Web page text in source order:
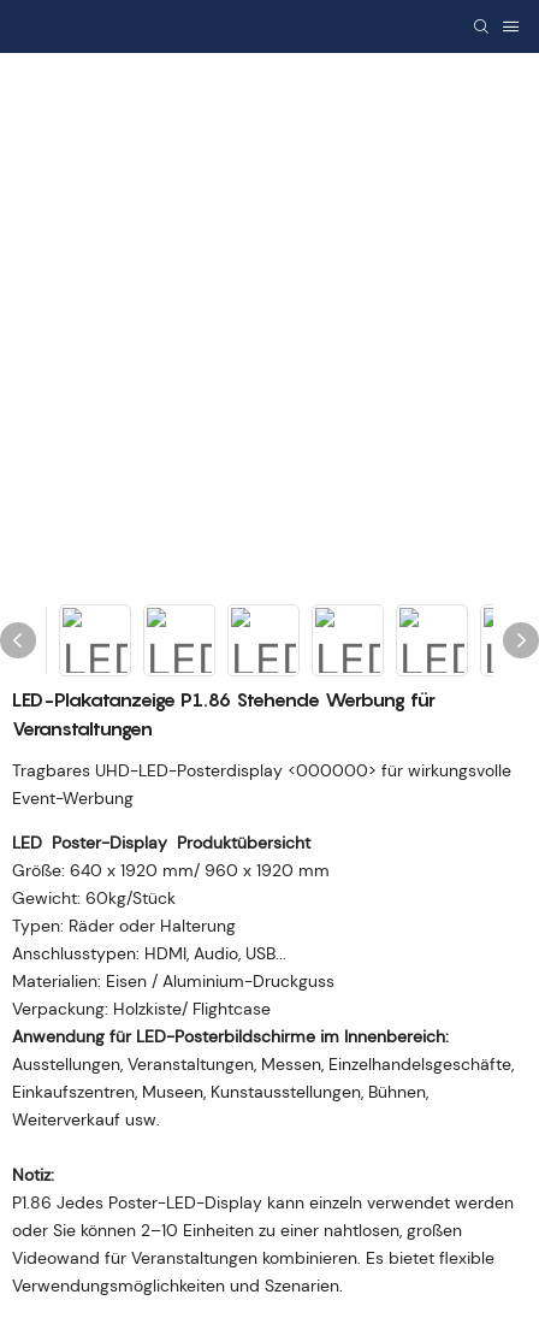
LED-Plakatanzeige P1.86 Stehende Werbung für
Veranstaltungen
Tragbares UHD-LED-Posterdisplay <000000> für wirkungsvolle
Event-Werbung
LED Poster-Display Produktübersicht
Größe: 640 x 1920 mm/ 960 x 1920 mm
Gewicht: 60kg/Stück
Typen: Räder oder Halterung
Anschlusstypen: HDMI, Audio, USB...
Materialien: Eisen / Aluminium-Druckguss
Verpackung: Holzkiste/ Flightcase
Anwendung für LED-Posterbildschirme im Innenbereich:
Ausstellungen, Veranstaltungen, Messen, Einzelhandelsgeschäfte,
Einkaufszentren, Museen, Kunstausstellungen, Bühnen,
Weiterverkauf usw.
Notiz:
P1.86 Jedes Poster-LED-Display kann einzeln verwendet werden
oder Sie können 2–10 Einheiten zu einer nahtlosen, großen
Videowand für Veranstaltungen kombinieren. Es bietet flexible
Verwendungsmöglichkeiten und Szenarien.